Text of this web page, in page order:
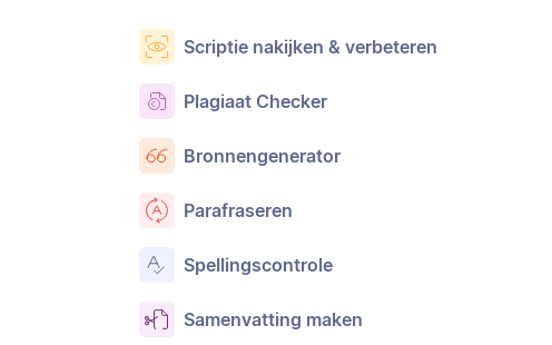
Scriptie nakijken & verbeteren
Plagiaat Checker
Bronnengenerator
Parafraseren
Spellingscontrole
Samenvatting maken